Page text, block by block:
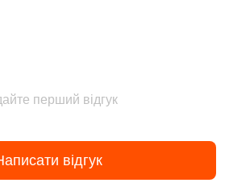
перший відгук
відгук